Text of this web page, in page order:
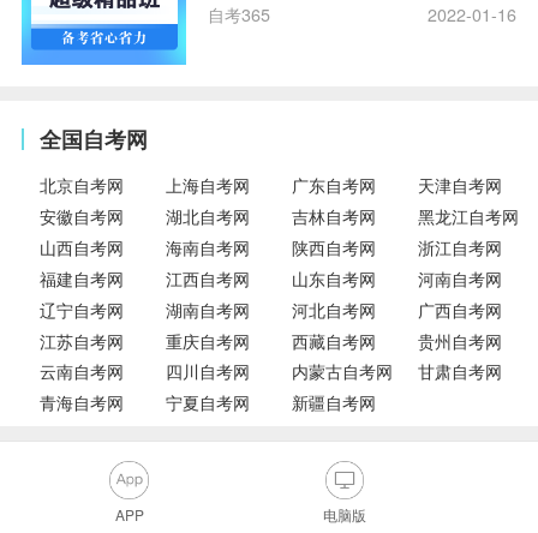
自考365 2022-01-16
全国自考网
北京自考网 上海自考网 广东自考网
天津自考网
安徽自考网
湖北自考网 吉林自考网
黑龙江自考网
山西自考网
海南自考网 陕西自考网
浙江自考网
福建自考网
江西自考网 山东自考网
河南自考网
辽宁自考网
湖南自考网 河北自考网
广西自考网
江苏自考网
重庆自考网 西藏自考网
贵州自考网
云南自考网
四川自考网 内蒙古自考网
甘肃自考网
青海自考网
宁夏自考网 新疆自考网
APP 电脑版